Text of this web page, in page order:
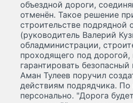
объездной дороги,
отменён. Такое решение
строительстве подрядной
(руководитель Валерий
обладминистрации,
проходящего под
гарантировать
Аман Тулеев поручил
действиям подрядчика.
персонально. "Дорога